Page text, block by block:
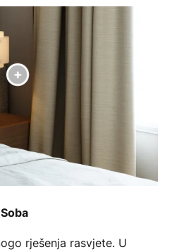
Soba
rješenja rasvjete. U